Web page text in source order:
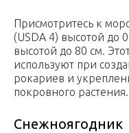
Присмотритесь к
(USDA 4) высотой до
высотой до 80 см.
используют при
рокариев и
покровного растения.
Снежноягодник